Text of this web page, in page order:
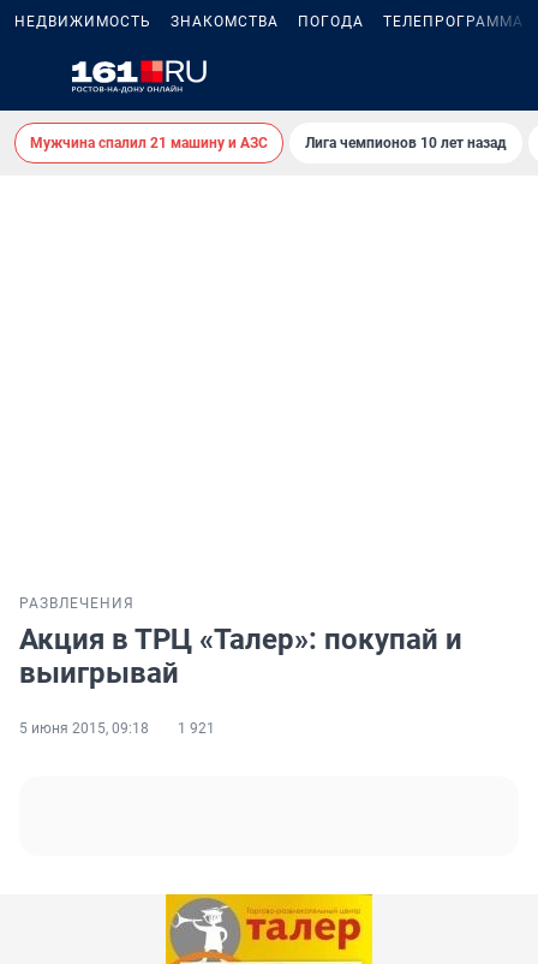
НЕДВИЖИМОСТЬ ЗНАКОМСТВА ПОГОДА ТЕЛЕПРОГРАММА
Мужчина спалил 21 машину и АЗС Лига чемпионов 10 лет назад
РАЗВЛЕЧЕНИЯ
Акция в ТРЦ «Талер»: покупай и
выигрывай
5 июня 2015, 09:18 1 921